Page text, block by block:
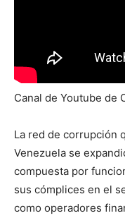
Canal de Youtube de
La red de corrupción
Venezuela se
compuesta por
sus cómplices en el
como operadores